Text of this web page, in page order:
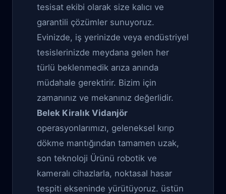
tesisat ekibi olarak size kalıcı ve
garantili çözümler sunuyoruz.
Evinizde, iş yerinizde veya endüstriyel
tesislerinizde meydana gelen her
türlü beklenmedik arıza anında
müdahale gerektirir. Bizim için
zamanınız ve mekanınız değerlidir.
Belek Kiralık Vidanjör
operasyonlarımızı, geleneksel kırıp
dökme mantığından tamamen uzak,
son teknoloji Ürünü robotik ve
kameralı cihazlarla, noktasal hasar
tespiti ekseninde yürütüyoruz. üstün